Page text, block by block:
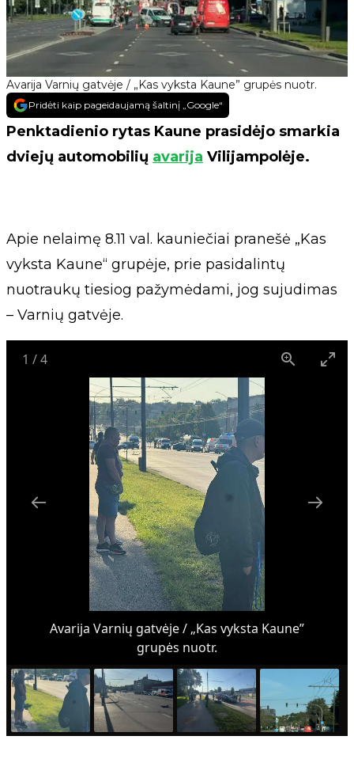
Avarija Varnių gatvėje / „Kas vyksta Kaune” grupės nuotr.
Pridėti kaip pageidaujamą šaltinį „Google“
Penktadienio rytas Kaune prasidėjo smarkia
dviejų automobilių avarija Vilijampolėje.
Apie nelaimę 8.11 val. kauniečiai pranešė „Kas
vyksta Kaune“ grupėje, prie pasidalintų
nuotraukų tiesiog pažymėdami, jog sujudimas
– Varnių gatvėje.
1 /4
Avarija Varnių gatvėje / „Kas vyksta Kaune”
grupės nuotr.